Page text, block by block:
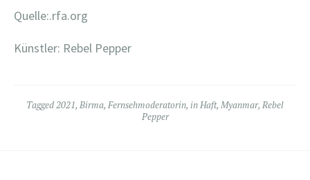
Quelle:.rfa.org
Künstler: Rebel Pepper
Tagged2021, Birma, Fernsehmoderatorin, in Haft, Myanmar, Rebel
Pepper